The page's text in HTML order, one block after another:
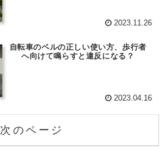
2023.11.26
自転車のベルの正しい使い方、歩行者
へ向けて鳴らすと違反になる？
2023.04.16
次のページ